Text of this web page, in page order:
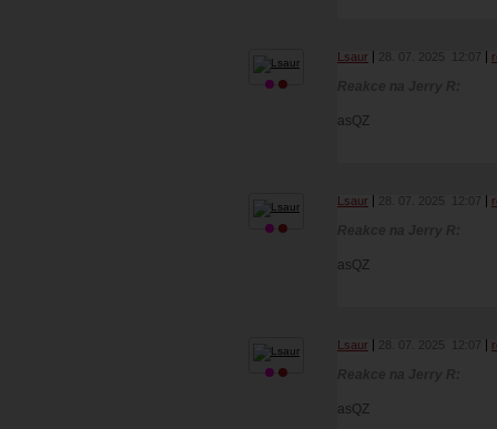
Lsaur 28. 07. 2025 12:07
asQZ
Lsaur 28. 07. 2025 12:07
asQZ
Lsaur 28. 07. 2025 12:07
asQZ